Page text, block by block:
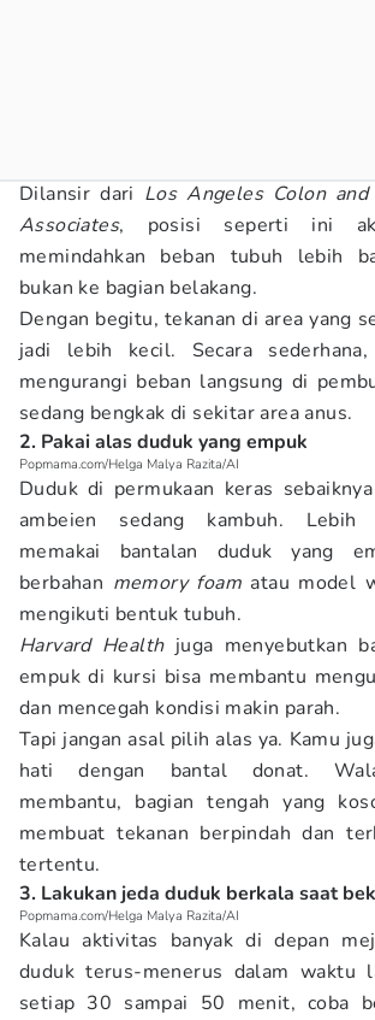
Dilansir dari Los Angeles Colon
Associates, posisi seperti ini
memindahkan beban tubuh lebih
bukan ke bagian belakang.
Dengan begitu, tekanan di area yang
jadi lebih kecil. Secara
mengurangi beban langsung di
sedang bengkak di sekitar area anus.
2. Pakai alas duduk yang empuk
Popmama.com/Helga Malya Razita/AI
Duduk di permukaan keras
ambeien sedang kambuh. Lebih
memakai bantalan duduk yang
berbahan memory foamatau model
mengikuti bentuk tubuh.
Harvard Healthjuga menyebutkan
empuk di kursi bisa membantu
dan mencegah kondisi makin parah.
Tapi jangan asal pilih alas ya. Kamu
hati dengan bantal donat.
membantu, bagian tengah yang
membuat tekanan berpindah dan
tertentu.
3. Lakukan jeda duduk berkala saat
Popmama.com/Helga Malya Razita/AI
Kalau aktivitas banyak di depan
duduk terus-menerus dalam waktu
setiap 30 sampai 50 menit, coba